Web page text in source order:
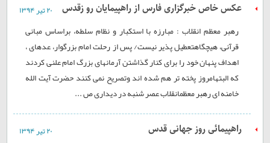
عکس خاص خبرگزاری فارس از راهپیمایان رو زقدس ۲۰ تير ۱۳۹۴
رهبر معظم انقلاب : مبارزه با استکبار و نظام سلطه، براساس مبانی
قرآنی، هیچگاهتعطیل پذیر نیست/ پس از رحلت امام بزرگوار، عدهای ،
اهداف پنهان خود را برای کنار گذاشتن آرمانهای بزرگ امام علنی کردند
که البتهامروز پخته تر هم شده اند وتصریح نمی کنند حضرت آیت الله
خامنه ای رهبر معظمانقلاب عصر شنبه در دیداری ص ...
راهپیمائی روز جهانی قدس ۲۰ تير ۱۳۹۴